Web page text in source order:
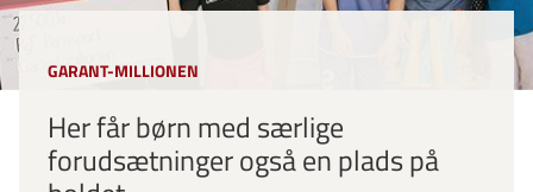
GARANT-MILLIONEN
Her får børn med særlige
forudsætninger også en plads på